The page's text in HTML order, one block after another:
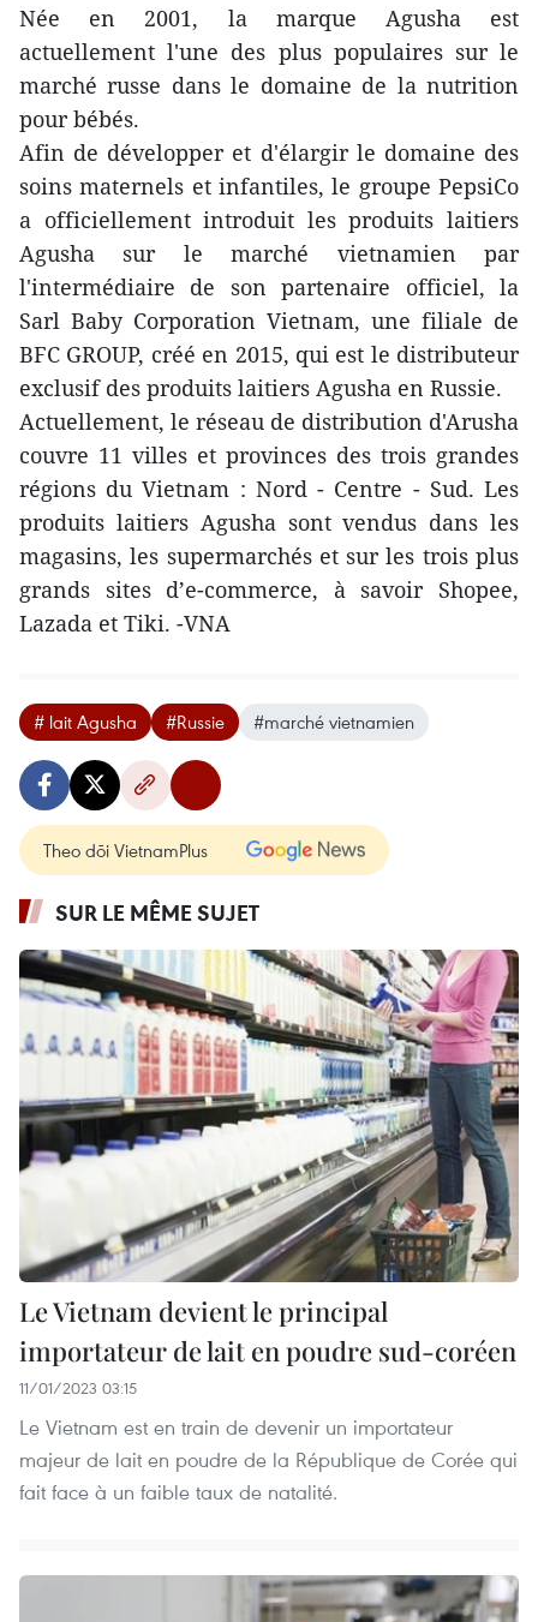
Née en 2001, la marque Agusha est
actuellement l'une des plus populaires sur le
marché russe dans le domaine de la nutrition
pour bébés.
Afin de développer et d'élargir le domaine des
soins maternels et infantiles, le groupe PepsiCo
a officiellement introduit les produits laitiers
Agusha sur le marché vietnamien par
l'intermédiaire de son partenaire officiel, la
Sarl Baby Corporation Vietnam, une filiale de
BFC GROUP, créé en 2015, qui est le distributeur
exclusif des produits laitiers Agusha en Russie.
Actuellement, le réseau de distribution d'Arusha
couvre 11 villes et provinces des trois grandes
régions du Vietnam : Nord - Centre - Sud. Les
produits laitiers Agusha sont vendus dans les
magasins, les supermarchés et sur les trois plus
grands sites d’e-commerce, à savoir Shopee,
Lazada et Tiki. -VNA
# lait Agusha #Russie #marché vietnamien
Theo dõi VietnamPlus
SUR LE MÊME SUJET
Le Vietnam devient le principal
importateur de lait en poudre sud-coréen
11/01/2023 03:15
Le Vietnam est en train de devenir un importateur
majeur de lait en poudre de la République de Corée qui
fait face à un faible taux de natalité.